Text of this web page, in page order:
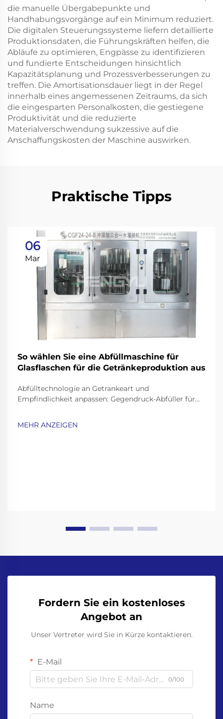
die manuelle Übergabepunkte und
Handhabungsvorgänge auf ein Minimum reduziert.
Die digitalen Steuerungssysteme liefern detaillierte
Produktionsdaten, die Führungskräften helfen, die
Abläufe zu optimieren, Engpässe zu identifizieren
und fundierte Entscheidungen hinsichtlich
Kapazitätsplanung und Prozessverbesserungen zu
treffen. Die Amortisationsdauer liegt in der Regel
innerhalb eines angemessenen Zeitraums, da sich
die eingesparten Personalkosten, die gestiegene
Produktivität und die reduzierte
Materialverschwendung sukzessive auf die
Anschaffungskosten der Maschine auswirken.
Praktische Tipps
06
Mar
So wählen Sie eine Abfüllmaschine für
Glasflaschen für die Getränkeproduktion aus
Abfülltechnologie an Getrankeart und
Empfindlichkeit anpassen: Gegendruck-Abfüller für
Sprudelwasser und Bier erfordern schonende
MEHR ANZEIGEN
Fordern Sie ein kostenloses
Angebot an
Unser Vertreter wird Sie in Kürze kontaktieren.
E-Mail
0/100
Name